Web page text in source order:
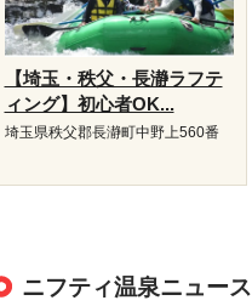
【埼玉・秩父・長瀞ラフテ
ィング】初心者OK...
埼玉県秩父郡長瀞町中野上560番
ニフティ温泉ニュース